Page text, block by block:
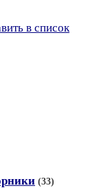
в список
(33)